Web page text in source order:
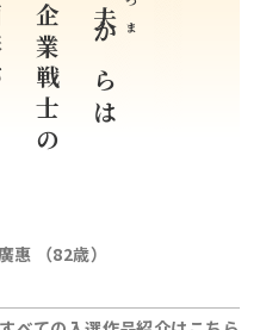
夫 つま
からは
企業戦士の
広島県 片桐 廣惠 （82歳）